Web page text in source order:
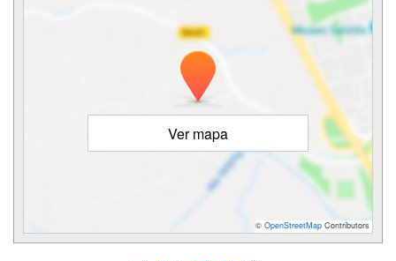
Ver mapa
© OpenStreetMap Contributors